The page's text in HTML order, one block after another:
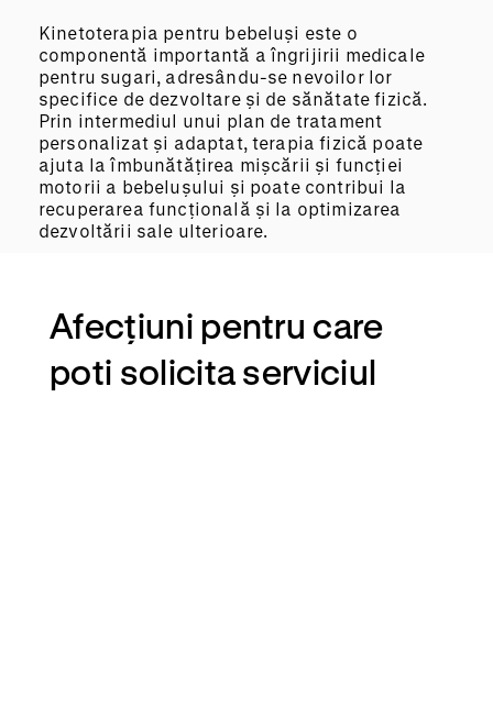
Kinetoterapia pentru bebeluși este o
componentă importantă a îngrijirii medicale
pentru sugari, adresându-se nevoilor lor
specifice de dezvoltare și de sănătate fizică.
Prin intermediul unui plan de tratament
personalizat și adaptat, terapia fizică poate
ajuta la îmbunătățirea mișcării și funcției
motorii a bebelușului și poate contribui la
recuperarea funcțională și la optimizarea
dezvoltării sale ulterioare.
Afecțiuni pentru care
poti solicita serviciul